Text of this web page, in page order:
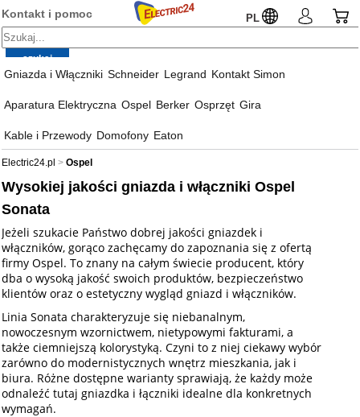
Kontakt i pomoc PL
Gniazda i Włączniki Schneider Legrand Kontakt Simon
Aparatura Elektryczna Ospel Berker Osprzęt Gira
Kable i Przewody Domofony Eaton
Electric24.pl Ospel
Wysokiej jakości gniazda i włączniki Ospel
Sonata
Jeżeli szukacie Państwo dobrej jakości gniazdek i
włączników, gorąco zachęcamy do zapoznania się z ofertą
firmy Ospel. To znany na całym świecie producent, który
dba o wysoką jakość swoich produktów, bezpieczeństwo
klientów oraz o estetyczny wygląd gniazd i włączników.
Linia Sonata charakteryzuje się niebanalnym,
nowoczesnym wzornictwem, nietypowymi fakturami, a
także ciemniejszą kolorystyką. Czyni to z niej ciekawy wybór
zarówno do modernistycznych wnętrz mieszkania, jak i
biura. Różne dostępne warianty sprawiają, że każdy może
odnaleźć tutaj gniazdka i łączniki idealne dla konkretnych
wymagań.